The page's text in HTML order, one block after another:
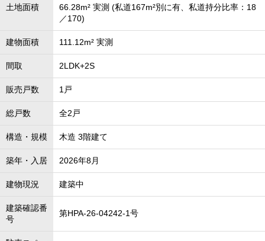
土地面積
66.28m² 実測 (私道167m²別に有、私道持分比率：18
／170)
建物面積 111.12m² 実測
間取 2LDK+2S
販売戸数 1戸
総戸数 全2戸
構造・規模 木造 3階建て
築年・入居 2026年8月
建物現況 建築中
建築確認番
号
第HPA-26-04242-1号